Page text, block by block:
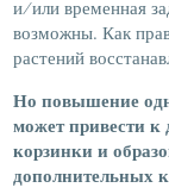
и ∕ или временная
возможны. Как
растений
Но повышение
может привести к
корзинки и
дополнительных